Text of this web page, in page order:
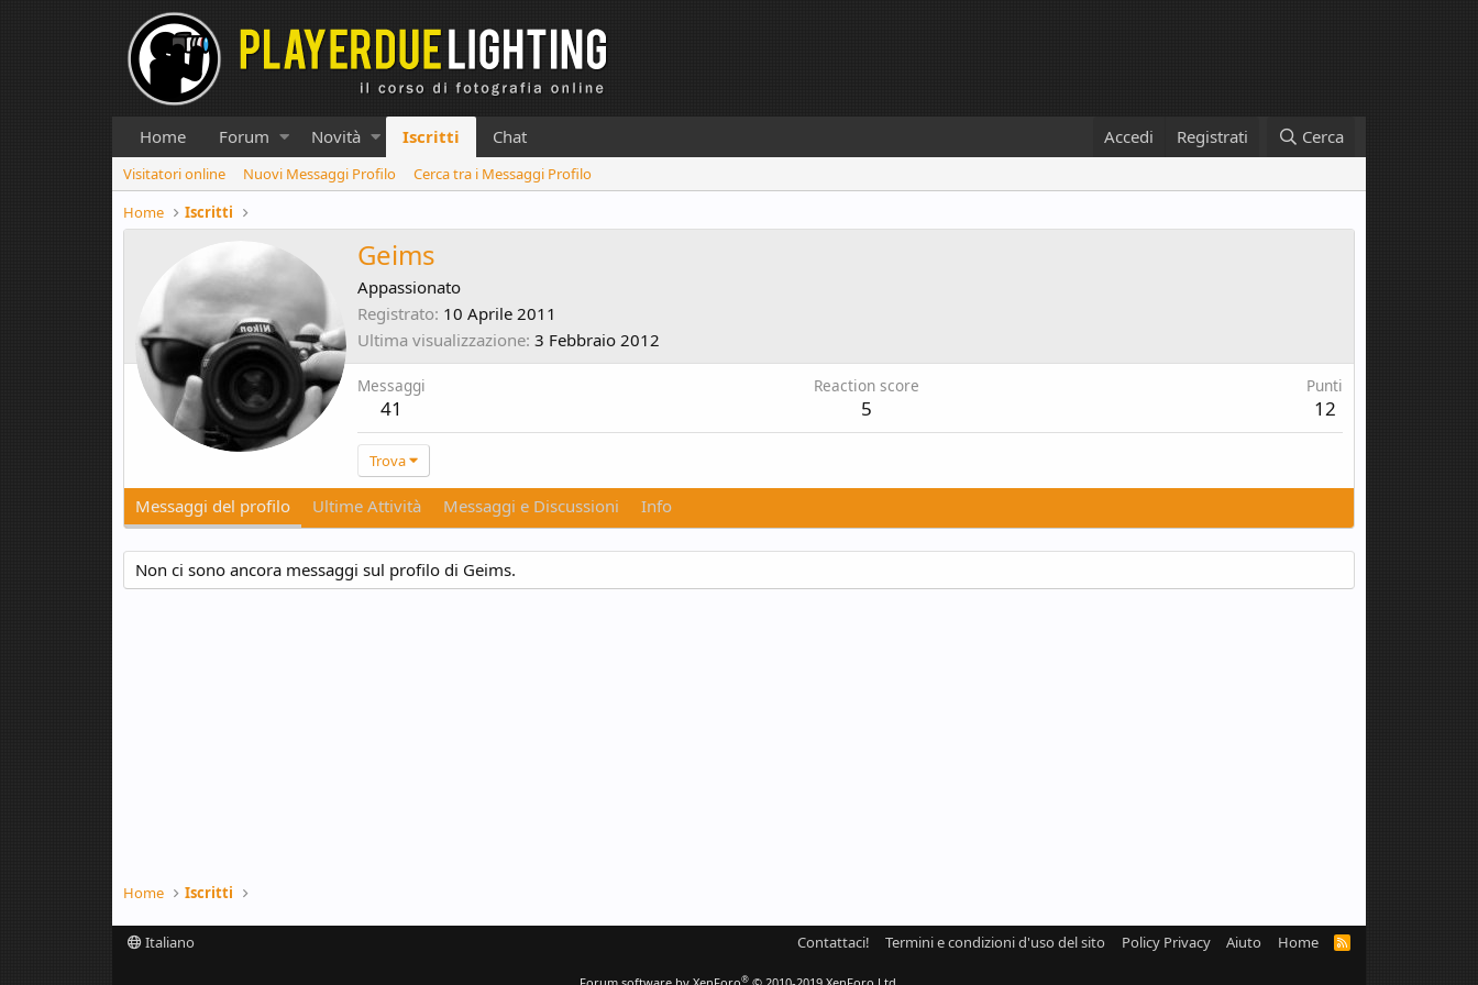
Home Forum Novità Iscritti Chat Accedi Registrati Cerca
Visitatori online Nuovi Messaggi Profilo
Cerca tra i Messaggi Profilo
Home
Iscritti
Geims
Appassionato
Registrato 10 Aprile 2011
Ultima visualizzazione 3 Febbraio 2012
Messaggi
41
Reaction score
5
Punti
12
Trova
Messaggi del profilo Ultime Attività Messaggi e Discussioni Info
Non ci sono ancora messaggi sul profilo di Geims.
Home Iscritti
Italiano Contattaci! Termini e condizioni d'uso del sito Policy Privacy Aiuto Home
R
®